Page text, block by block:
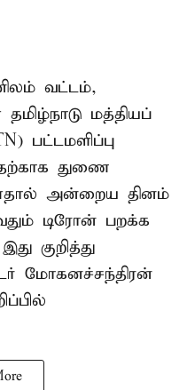
வட்டம்,
மத்தியப்
பட்டமளிப்பு
துணை
அன்றைய தினம்
டிரோன் பறக்க
குறித்து
மோகனச்சந்திரன்